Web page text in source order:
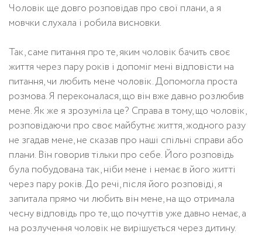
Чоловік ще довго розповідав про свої плани, а я
мовчки слухала і робила висновки.
Так, саме питання про те, яким чоловік бачить своє
життя через пару років і допоміг мені відповісти на
питання, чи любить мене чоловік. Допомогла проста
розмова. Я переконалася, що він вже давно розлюбив
мене. Як же я зрозуміла це? Справа в тому, що чоловік,
розповідаючи про своє майбутнє життя, жодного разу
не згадав мене, не сказав про наші спільні справи або
плани. Він говорив тільки про себе. Його розповідь
була побудована так, ніби мене і немає в його житті
через пару років. До речі, після його розповіді, я
запитала прямо чи любить він мене, на що отримала
чесну відповідь про те, що почуттів уже давно немає, а
на розлучення чоловік не вирішується через дитину.